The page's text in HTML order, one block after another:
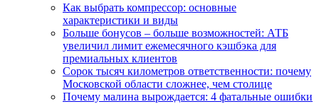
Как выбрать компрессор: основные
характеристики и виды
Больше бонусов – больше возможностей: АТБ
увеличил лимит ежемесячного кэшбэка для
премиальных клиентов
Сорок тысяч километров ответственности: почему
Московской области сложнее, чем столице
Почему малина вырождается: 4 фатальные ошибки